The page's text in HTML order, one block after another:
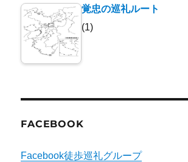
覚忠の巡礼ルート
(1)
FACEBOOK
Facebook徒歩巡礼グループ